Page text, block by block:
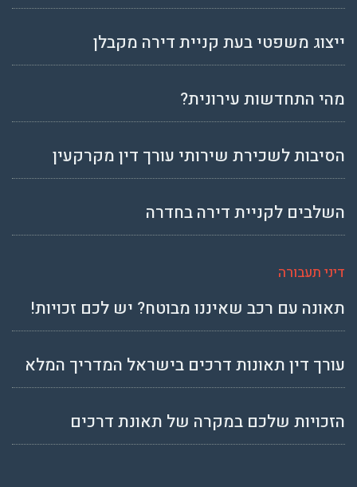
ייצוג משפטי בעת קניית דירה מקבלן
מהי התחדשות עירונית?
הסיבות לשכירת שירותי עורך דין מקרקעין
השלבים לקניית דירה בחדרה
דיני תעבורה
תאונה עם רכב שאיננו מבוטח? יש לכם זכויות!
עורך דין תאונות דרכים בישראל המדריך המלא
הזכויות שלכם במקרה של תאונת דרכים